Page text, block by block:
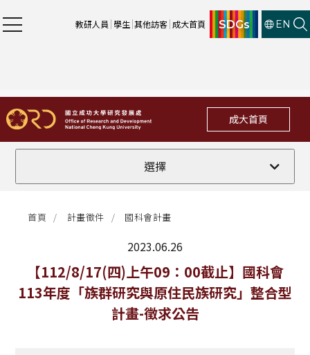
教研人員 學生 其他訪客 成大首頁 SDGs EN
成大首頁
選擇
全部
法規修訂
補助獎項
首頁 計畫徵件 國科會計畫
2023.06.26
最新消息
【112/8/17(四)上午09：00截止】國科會
113年度「族群研究與原住民族研究」整合型
計畫-徵求公告